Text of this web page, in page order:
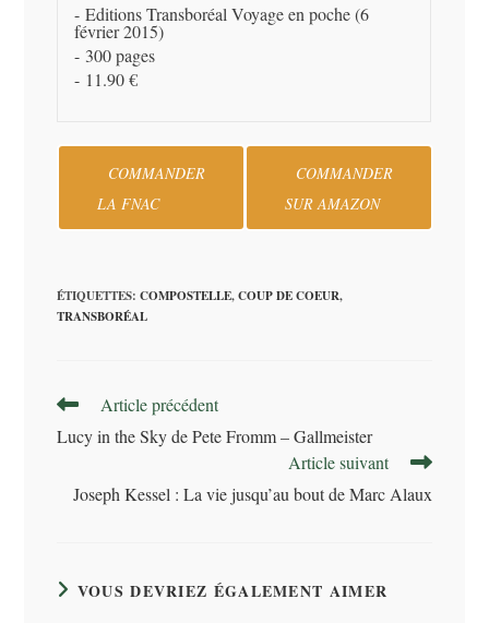
Editions Transboréal Voyage en poche (6
février 2015)
300 pages
11.90 €
COMMANDER
LA FNAC
COMMANDER
SUR AMAZON
ÉTIQUETTES:COMPOSTELLE, COUP DE COEUR,
TRANSBORÉAL
Read
articles
Article précédent
Lucy in the Sky de Pete Fromm – Gallmeister
Article suivant
Joseph Kessel : La vie jusqu’au bout de Marc Alaux
VOUS DEVRIEZ ÉGALEMENT AIMER